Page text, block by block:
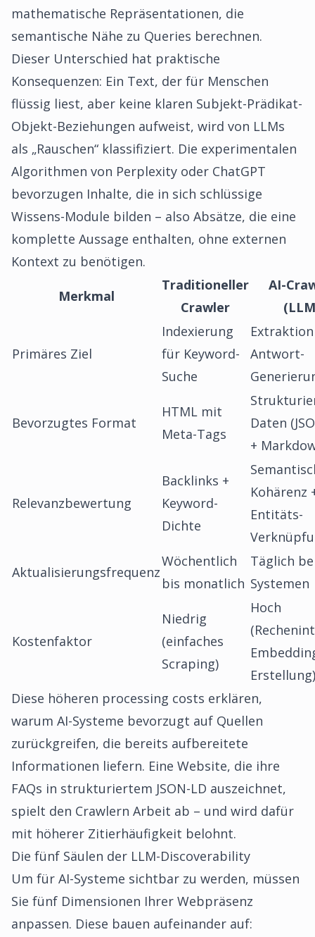
mathematische Repräsentationen, die
semantische Nähe zu Queries berechnen.
Dieser Unterschied hat praktische
Konsequenzen: Ein Text, der für Menschen
flüssig liest, aber keine klaren Subjekt-Prädikat-
Objekt-Beziehungen aufweist, wird von LLMs
als „Rauschen“ klassifiziert. Die experimentalen
Algorithmen von Perplexity oder ChatGPT
bevorzugen Inhalte, die in sich schlüssige
Wissens-Module bilden – also Absätze, die eine
komplette Aussage enthalten, ohne externen
Kontext zu benötigen.
Merkmal
Traditioneller
Crawler
AI-
Primäres Ziel
Indexierung
für Keyword-
Suche
Antwort-
Bevorzugtes Format
HTML mit
Meta-Tags
Daten
+
Relevanzbewertung
Backlinks +
Keyword-
Dichte
Kohärenz
Entitäts-
Aktualisierungsfrequenz
Wöchentlich
bis monatlich
Täglich
Systemen
Kostenfaktor
Niedrig
(einfaches
Scraping)
Hoch
Erstellung)
Diese höheren processing costs erklären,
warum AI-Systeme bevorzugt auf Quellen
zurückgreifen, die bereits aufbereitete
Informationen liefern. Eine Website, die ihre
FAQs in strukturiertem JSON-LD auszeichnet,
spielt den Crawlern Arbeit ab – und wird dafür
mit höherer Zitierhäufigkeit belohnt.
Die fünf Säulen der LLM-Discoverability
Um für AI-Systeme sichtbar zu werden, müssen
Sie fünf Dimensionen Ihrer Webpräsenz
anpassen. Diese bauen aufeinander auf: